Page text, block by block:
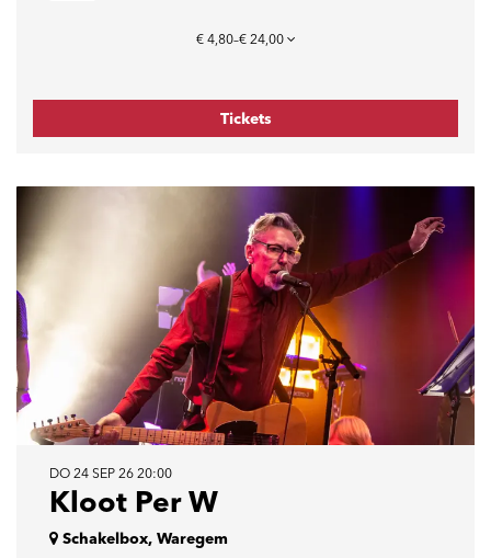
€ 4,80–€ 24,00
Tickets
Kloot Per W
DO 24 SEP 26 20:00
Schakelbox, Waregem